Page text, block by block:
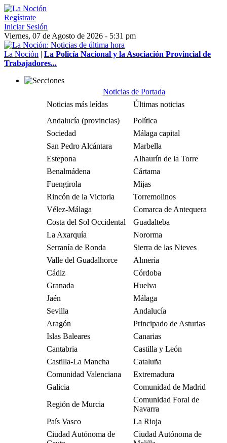
Regístrate
Iniciar Sesión
Viernes, 07 de Agosto de 2026 - 5:31 pm
La Noción | La Policía Nacional y la Asociación Provincial de
Trabajadores...
Noticias de Portada
Noticias más leídas
Últimas noticias
Andalucía (provincias)
Política
Sociedad
Málaga capital
San Pedro Alcántara
Marbella
Estepona
Alhaurín de la Torre
Benalmádena
Cártama
Fuengirola
Mijas
Rincón de la Victoria
Torremolinos
Vélez-Málaga
Comarca de Antequera
Costa del Sol Occidental
Guadalteba
La Axarquía
Nororma
Serranía de Ronda
Sierra de las Nieves
Valle del Guadalhorce
Almería
Cádiz
Córdoba
Granada
Huelva
Jaén
Málaga
Sevilla
Andalucía
Aragón
Principado de Asturias
Islas Baleares
Canarias
Cantabria
Castilla y León
Castilla-La Mancha
Cataluña
Comunidad Valenciana
Extremadura
Galicia
Comunidad de Madrid
Región de Murcia
Comunidad Foral de
Navarra
País Vasco
La Rioja
Ciudad Autónoma de
Ciudad Autónoma de